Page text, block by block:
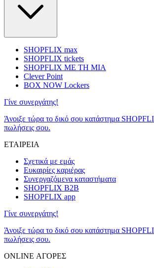
SHOPFLIX max
SHOPFLIX tickets
SHOPFLIX ΜΕ ΤΗ ΜΙΑ
Clever Point
BOX NOW Lockers
Γίνε συνεργάτης!
Άνοιξε τώρα το δικό σου κατάστημα
πωλήσεις σου.
ΕΤΑΙΡΕΙΑ
Σχετικά με εμάς
Ευκαιρίες καριέρας
Συνεργαζόμενα καταστήματα
SHOPFLIX B2B
SHOPFLIX app
Γίνε συνεργάτης!
Άνοιξε τώρα το δικό σου κατάστημα
πωλήσεις σου.
ONLINE ΑΓΟΡΕΣ